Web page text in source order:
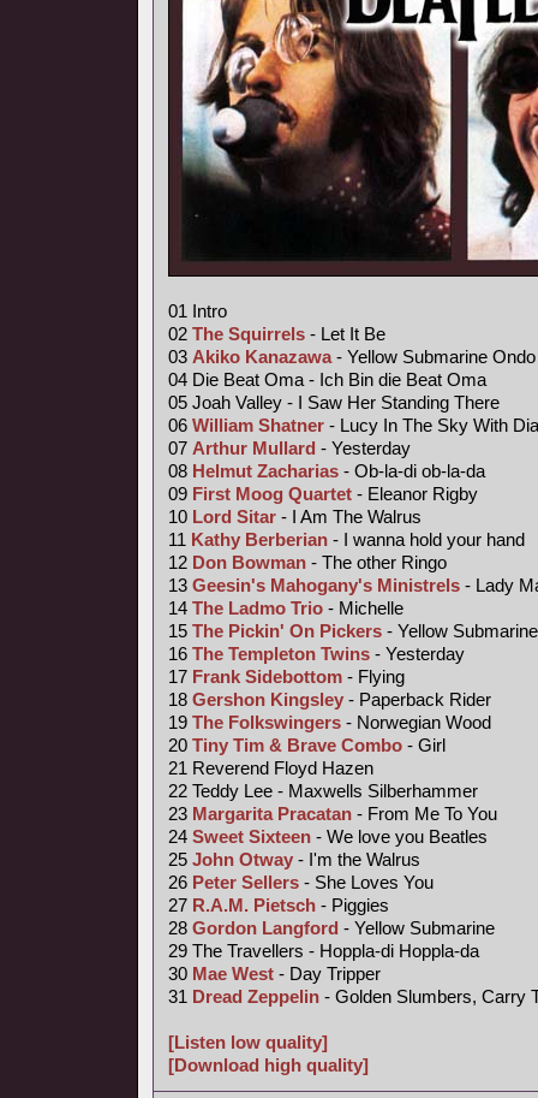
01 Intro
02 The Squirrels - Let It Be
03 Akiko Kanazawa- Yellow Submarine Ondo
04 Die Beat Oma - Ich Bin die Beat Oma
05 Joah Valley - I Saw Her Standing There
06 William Shatner - Lucy In The Sky With
07 Arthur Mullard - Yesterday
08 Helmut Zacharias - Ob-la-di ob-la-da
09 First Moog Quartet - Eleanor Rigby
10 Lord Sitar - I Am The Walrus
11 Kathy Berberian - I wanna hold your hand
12 Don Bowman - The other Ringo
13 Geesin's Mahogany's Ministrels - Lady
14 The Ladmo Trio - Michelle
15 The Pickin' On Pickers - Yellow Submarine
16 The Templeton Twins - Yesterday
17 Frank Sidebottom - Flying
18 Gershon Kingsley - Paperback Rider
19 The Folkswingers - Norwegian Wood
20 Tiny Tim & Brave Combo - Girl
21 Reverend Floyd Hazen
22 Teddy Lee - Maxwells Silberhammer
23 Margarita Pracatan - From Me To You
24 Sweet Sixteen - We love you Beatles
25 John Otway - I'm the Walrus
26 Peter Sellers - She Loves You
27 R.A.M. Pietsch - Piggies
28 Gordon Langford - Yellow Submarine
29 The Travellers - Hoppla-di Hoppla-da
30 Mae West - Day Tripper
31 Dread Zeppelin - Golden Slumbers, Carry
[Listen low quality]
[Download high quality]